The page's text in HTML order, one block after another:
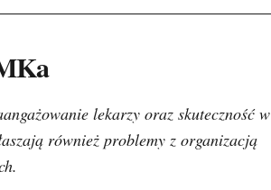
lekarzy oraz skuteczność w
również problemy z organizacją